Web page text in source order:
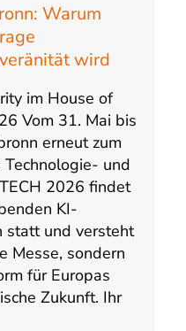
Warum
wird
im House of
Vom 31. Mai bis
erneut zum
und
2026 findet
KI-
statt und versteht
Messe, sondern
für Europas
Zukunft. Ihr